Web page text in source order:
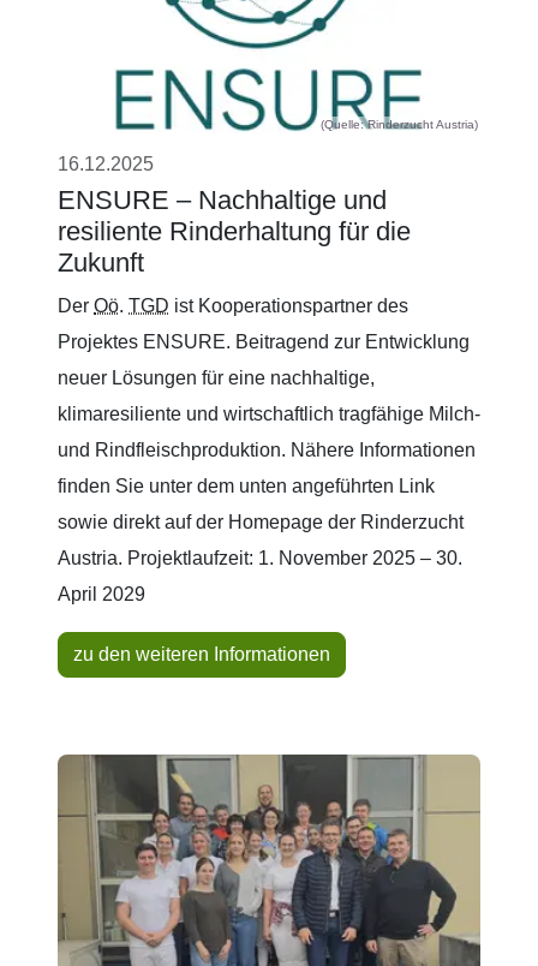
(Quelle: Rinderzucht Austria)
16.12.2025
ENSURE – Nachhaltige und
resiliente Rinderhaltung für die
Zukunft
Der Oö. TGD ist Kooperationspartner des
Projektes ENSURE. Beitragend zur Entwicklung
neuer Lösungen für eine nachhaltige,
klimaresiliente und wirtschaftlich tragfähige Milch-
und Rindfleischproduktion. Nähere Informationen
finden Sie unter dem unten angeführten Link
sowie direkt auf der Homepage der Rinderzucht
Austria. Projektlaufzeit: 1. November 2025 – 30.
April 2029
zu den weiteren Informationen